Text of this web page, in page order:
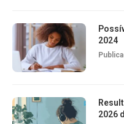
2024
2026